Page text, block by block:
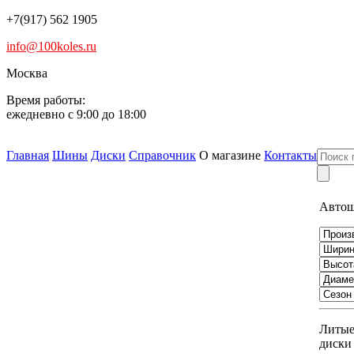
+7(917) 562 1905
info@100koles.ru
Москва
Время работы:
ежедневно с 9:00 до 18:00
Главная Шины Диски Справочник О магазине Контакты
Литые
диски